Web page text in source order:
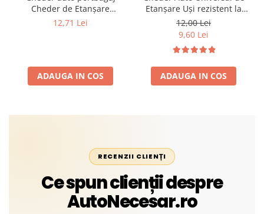
Cheder de Etanșare
Profesional din Cauciuc -
Liniar
12,71 Lei
ADAUGA IN COS
Etanșare Uși rezistent la
intemperii, raze UV,
îmbătrânire și temperaturi
extreme
12,00 Lei
9,60 Lei
ADAUGA IN COS
RECENZII CLIENȚI
Ce spun clienții despre
AutoNecesar.ro